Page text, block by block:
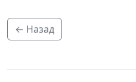
← Назад